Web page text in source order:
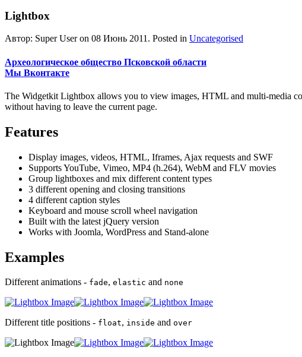
Lightbox
Автор: Super User on 08 Июнь 2011 . Posted in Uncategorised
Археологическое общество Псковской области
Мы Вконтакте
The Widgetkit Lightbox allows you to view images, HTML and multi-media
without having to leave the current page.
Features
Display images, videos, HTML, Iframes, Ajax requests and SWF
Supports YouTube, Vimeo, MP4 (h.264), WebM and FLV movies
Group lightboxes and mix different content types
3 different opening and closing transitions
4 different caption styles
Keyboard and mouse scroll wheel navigation
Built with the latest jQuery version
Works with Joomla, WordPress and Stand-alone
Examples
Different animations - fade, elastic and none
Different title positions - float, inside and over